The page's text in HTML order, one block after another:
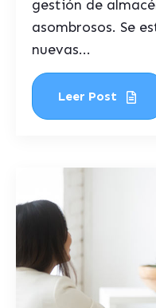
gestión de
asombrosos. Se
nuevas...
Leer Post